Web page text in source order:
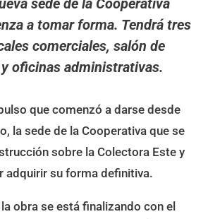
a tomar forma. Tendrá tres
comerciales, salón de
oficinas administrativas.
que comenzó a darse desde
la sede de la Cooperativa que se
sobre la Colectora Este y
adquirir su forma definitiva.
obra se está finalizando con el